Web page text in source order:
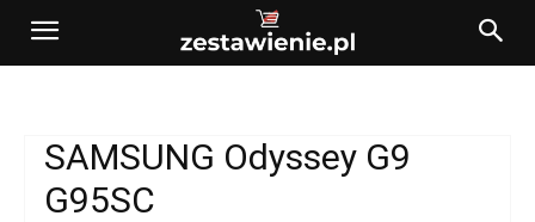
SAMSUNG Odyssey G9
G95SC